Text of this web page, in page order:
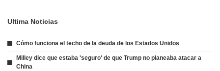
Ultima Noticias
Cómo funciona el techo de la deuda de los Estados Unidos
Milley dice que estaba 'seguro' de que Trump no planeaba atacar a
China